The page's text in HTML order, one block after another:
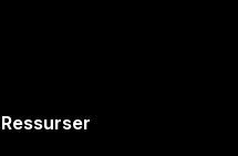
Ressurser